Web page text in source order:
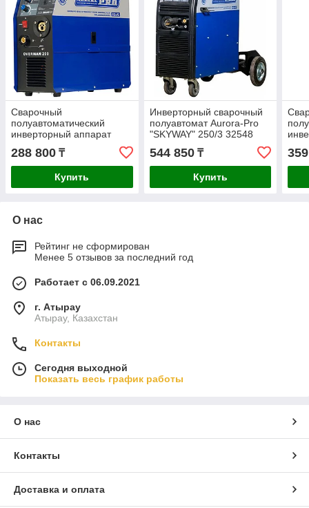
Сварочный
полуавтоматический
инверторный аппарат
Aurora-Pro OVERMAN 200
13709
288 800 ₸
Купить
Инверторный сварочный
полуавтомат Aurora-Pro
"SKYWAY" 250/3 32548
544 850₸
Купить
175
О нас
Рейтинг не сформирован
Менее 5 отзывов за последний год
Работает с 06.09.2021
г. Атырау
Атырау, Казахстан
Контакты
Сегодня выходной
Показать весь график работы
О нас
Контакты
Доставка и оплата